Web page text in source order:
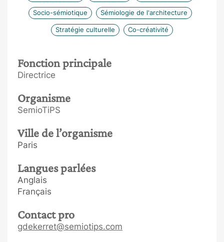
Socio-sémiotique Sémiologie de l'architecture
Stratégie culturelle Co-créativité
Fonction principale
Directrice
Organisme
SemioTiPS
Ville de l’organisme
Paris
Langues parlées
Anglais
Français
Contact pro
gdekerret@semiotips.com